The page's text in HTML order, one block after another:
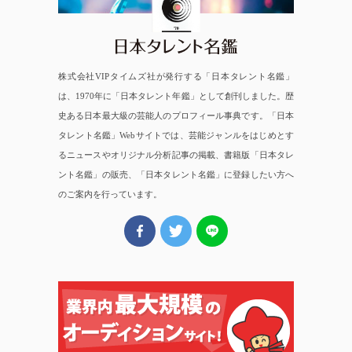
株式会社VIPタイムズ社が発行する「日本タレント名鑑」
は、1970年に「日本タレント年鑑」として創刊しました。歴
史ある日本最大級の芸能人のプロフィール事典です。「日本
タレント名鑑」Webサイトでは、芸能ジャンルをはじめとす
るニュースやオリジナル分析記事の掲載、書籍版「日本タレ
ント名鑑」の販売、「日本タレント名鑑」に登録したい方へ
のご案内を行っています。